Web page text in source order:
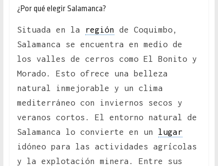
¿Por qué elegir Salamanca?
Situada en la región de Coquimbo,
Salamanca se encuentra en medio de
los valles de cerros como El Bonito y
Morado. Esto ofrece una belleza
natural inmejorable y un clima
mediterráneo con inviernos secos y
veranos cortos. El entorno natural de
Salamanca lo convierte en un lugar
idóneo para las actividades agrícolas
y la explotación minera. Entre sus